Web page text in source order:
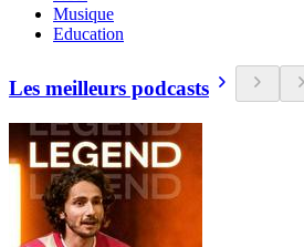
Musique
Education
Les meilleurs podcasts